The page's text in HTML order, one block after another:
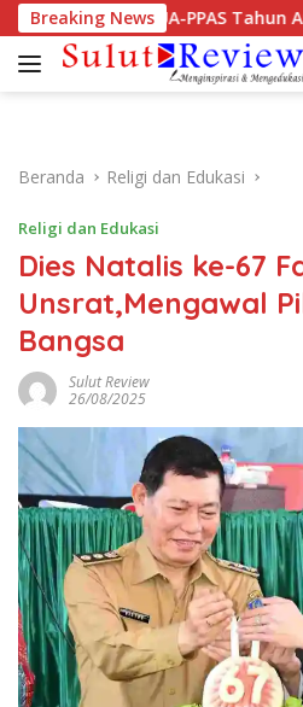
Langsung
ke
konten
Breaking News
KUA-PPAS Tahun
Beranda Religi dan Edukasi
Religi dan Edukasi
Dies Natalis ke-67
Unsrat,Mengawal
Bangsa
Sulut Review
26/08/2025